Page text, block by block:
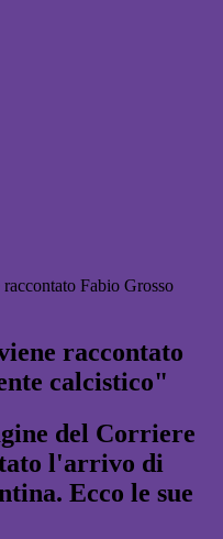
Fabio Grosso
raccontato
calcistico"
del Corriere
l'arrivo di
Ecco le sue